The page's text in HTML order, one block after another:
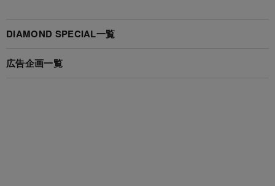
DIAMOND SPECIAL一覧
広告企画一覧